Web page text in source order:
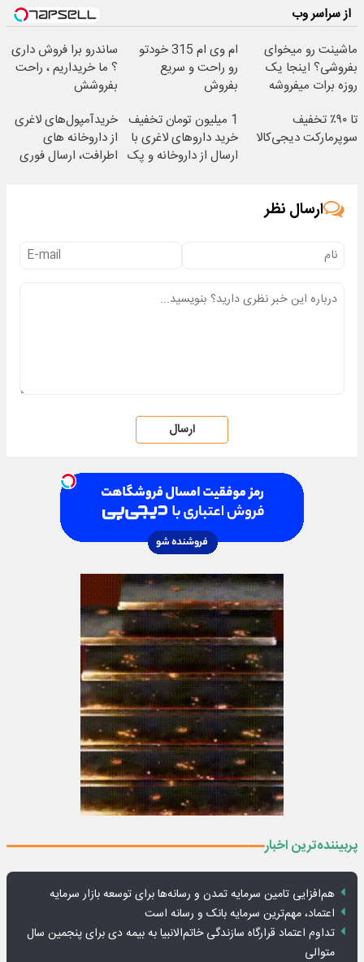
از سراسر وب
ماشینت رو میخوای
بفروشی؟ اینجا یک
روزه برات میفروشه
ام وی ام 315 خودتو
رو راحت و سریع
بفروش
ساندرو برا فروش داری
؟ ما خریداریم ، راحت
بفروشش
تا ۹۰٪ تخفیف
سوپرمارکت دیجی‌کالا
1 میلیون تومان تخفیف
خرید داروهای لاغری با
ارسال از داروخانه و پک
خریدآمپول‌های لاغری
از داروخانه های
اطرافت، ارسال فوری
ارسال نظر
ارسال
پربیننده‌ترین اخبار
هم‌افزایی تامین سرمایه تمدن و رسانه‌ها برای توسعه بازار سرمایه
اعتماد، مهم‌ترین سرمایه بانک و رسانه است
تداوم اعتماد قرارگاه سازندگی خاتم‌الانبیا به بیمه دی برای پنجمین سال
متوالی